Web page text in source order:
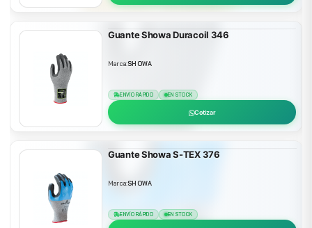
Guante Showa Duracoil 346
Marca:SHOWA
ENVÍO RÁPIDO EN STOCK
Cotizar
Guante Showa S-TEX 376
Marca:SHOWA
ENVÍO RÁPIDO EN STOCK